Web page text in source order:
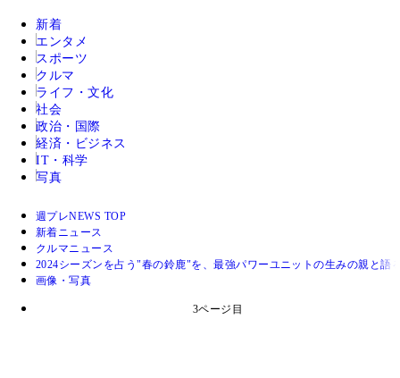
新着
エンタメ
スポーツ
クルマ
ライフ・文化
社会
政治・国際
経済・ビジネス
IT・科学
写真
週プレNEWS TOP
新着ニュース
クルマニュース
2024シーズンを占う"春の鈴鹿"を、最強パワーユニットの生みの親と
画像・写真
3ページ目